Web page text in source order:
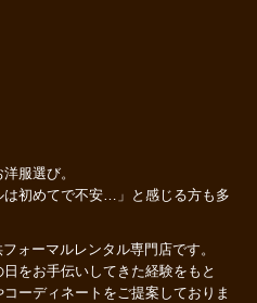
服選び。
は初めてで不安…」と感じる方も多
ォーマルレンタル専門店です。
をお手伝いしてきた経験をもと
ーディネートをご提案しておりま